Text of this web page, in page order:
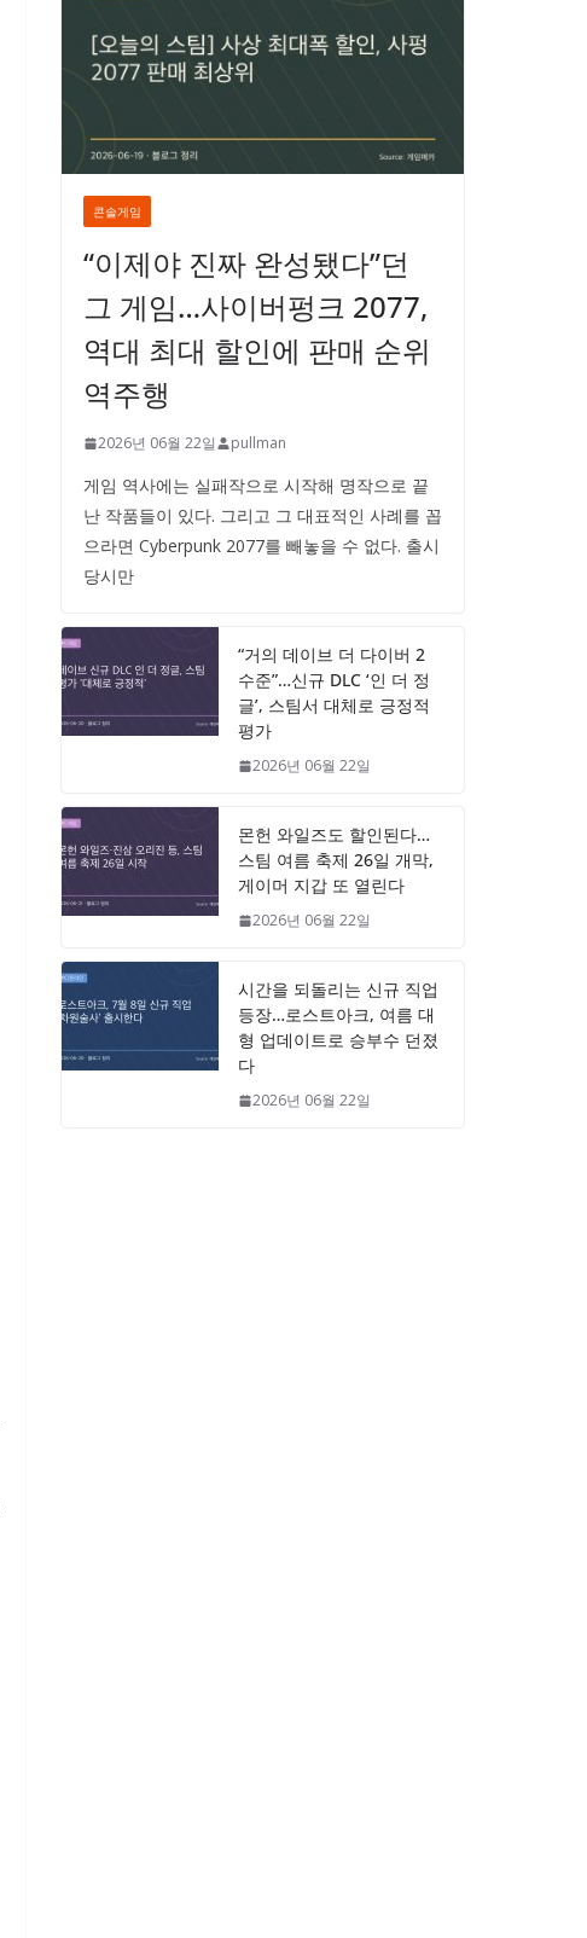
콘솔게임
“이제야 진짜 완성됐다”던
그 게임…사이버펑크 2077,
역대 최대 할인에 판매 순위
역주행
2026년 06월 22일 pullman
게임 역사에는 실패작으로 시작해 명작으로 끝
난 작품들이 있다. 그리고 그 대표적인 사례를 꼽
으라면 Cyberpunk 2077를 빼놓을 수 없다. 출시
당시만
“거의 데이브 더 다이버 2
수준”…신규 DLC ‘인 더 정
글’, 스팀서 대체로 긍정적
평가
2026년 06월 22일
몬헌 와일즈도 할인된다…
스팀 여름 축제 26일 개막,
게이머 지갑 또 열린다
2026년 06월 22일
시간을 되돌리는 신규 직업
등장…로스트아크, 여름 대
형 업데이트로 승부수 던졌
다
2026년 06월 22일